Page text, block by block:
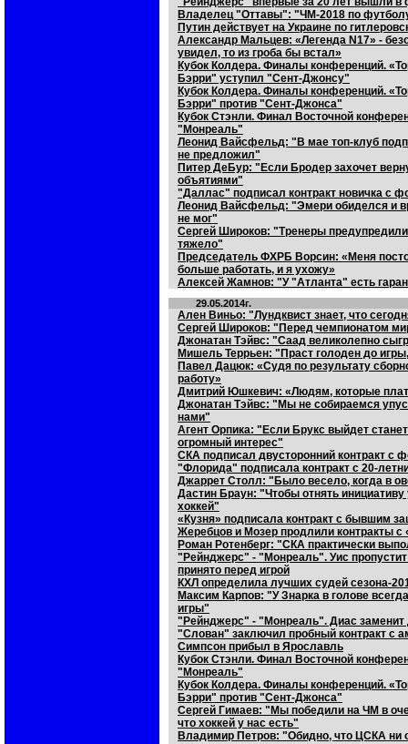
Владелец "Оттавы": "ЧМ-2018 по
Путин действует на Украине по
Александр Мальцев: «Легенда N17» -
увидел, то из гроба бы встал»
Кубок Колдера. Финалы конференций.
Бэрри" уступил "Сент-Джонсу"
Кубок Колдера. Финалы конференций.
Бэрри" против "Сент-Джонса"
Кубок Стэнли. Финал Восточной
"Монреаль"
Леонид Вайсфельд: "В мае топ-клуб
не предложил"
Питер ДеБур: "Если Бродер захочет
объятиями"
"Даллас" подписал контракт новичка с
Леонид Вайсфельд: "Эмери обиделся и
не мог"
Сергей Широков: "Тренеры
тяжело"
Председатель ФХРБ Ворсин: «Меня
больше работать, и я ухожу»
Алексей Жамнов: "У "Атланта" есть
29.05.2014г.
Ален Виньо: "Лундквист знает, что
Сергей Широков: "Перед чемпионатом
Джонатан Тэйвс: "Саад великолепно
Мишель Террьен: "Праст голоден до
Павел Дацюк: «Судя по результату
работу»
Дмитрий Юшкевич: «Людям, которые
Джонатан Тэйвс: "Мы не собираемся
нами"
Агент Орпика: "Если Брукс выйдет
огромный интерес"
СКА подписал двусторонний контракт с
"Флорида" подписала контракт с 20-
Джаррет Столл: "Было весело, когда в
Дастин Браун: "Чтобы отнять
хоккей"
«Кузня» подписала контракт с бывшим
Жеребцов и Мозер продлили контракты с
Роман Ротенберг: "СКА практически
"Рейнджерс" - "Монреаль". Уис
принято перед игрой
КХЛ определила лучших судей сезона-
Максим Карпов: "У Знарка в голове
игры"
"Рейнджерс" - "Монреаль". Диас заменит
"Слован" заключил пробный контракт с
Симпсон прибыл в Ярославль
Кубок Стэнли. Финал Восточной
"Монреаль"
Кубок Колдера. Финалы конференций.
Бэрри" против "Сент-Джонса"
Сергей Гимаев: "Мы победили на ЧМ в
что хоккей у нас есть"
Владимир Петров: "Обидно, что ЦСКА ни